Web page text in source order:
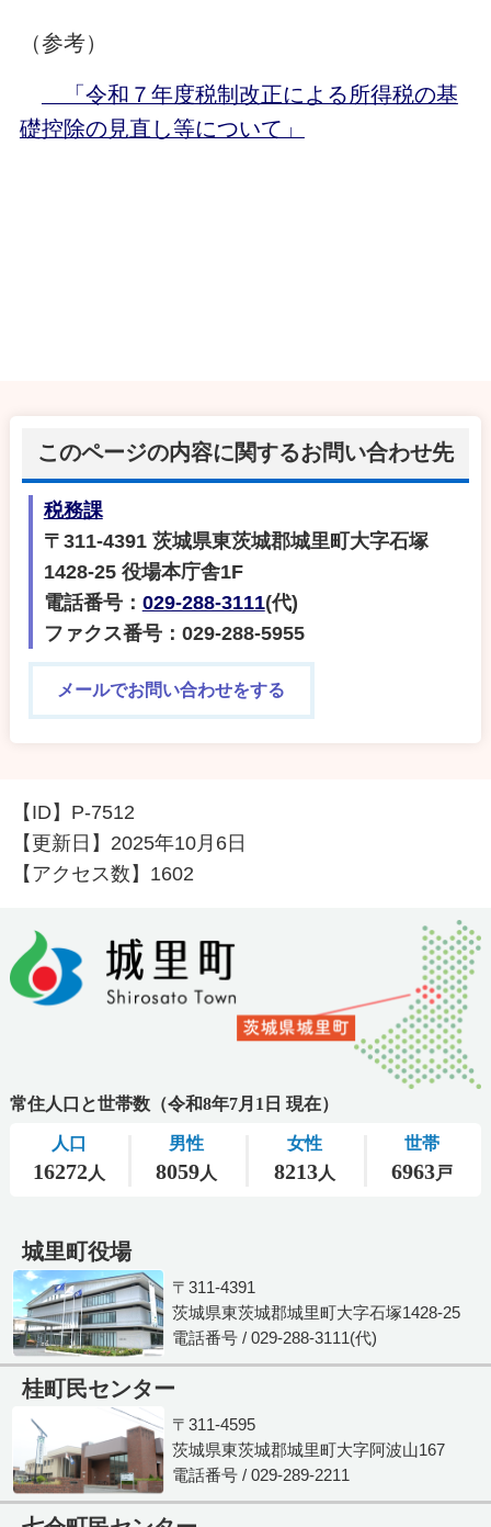
（参考）
「令和７年度税制改正による所得税の基
礎控除の見直し等について」
このページの内容に関するお問い合わせ先
税務課
〒311-4391 茨城県東茨城郡城里町大字石塚
1428-25 役場本庁舎1F
電話番号： 029-288-3111(代)
ファクス番号：029-288-5955
メールでお問い合わせをする
【ID】 P-7512
【更新日】 2025年10月6日
【アクセス数】 1602
城里町役場
〒311-4391
茨城県東茨城郡城里町大字石塚1428-25
電話番号 / 029-288-3111(代)
桂町民センター
〒311-4595
茨城県東茨城郡城里町大字阿波山167
電話番号 / 029-289-2211